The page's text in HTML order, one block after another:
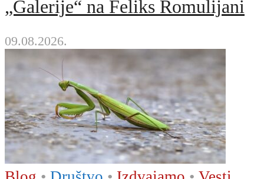
„Galerije“ na Feliks Romulijani
09.08.2026.